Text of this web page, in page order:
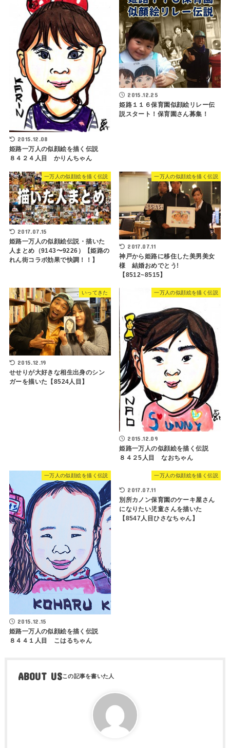
2015.12.08
姫路一万人の似顔絵を描く伝説
８４２４人目 かりんちゃん
2015.12.25
姫路１１６保育園似顔絵リレー伝
説スタート！保育園さん募集！
一万人の似顔絵を描く伝説
2017.07.15
姫路一万人の似顔絵伝説・描いた
人まとめ（9143〜9226）【姫路の
れん街コラボ効果で快調！！】
一万人の似顔絵を描く伝説
2017.07.11
神戸から姫路に移住した美男美女
様 結婚おめでとう!
【8512~8515】
いってきた
2015.12.19
せせりが大好きな相生出身のシン
ガーを描いた【8524人目】
一万人の似顔絵を描く伝説
2015.12.09
姫路一万人の似顔絵を描く伝説
８４２5人目 なおちゃん
一万人の似顔絵を描く伝説
2015.12.15
姫路一万人の似顔絵を描く伝説
８４４１人目 こはるちゃん
一万人の似顔絵を描く伝説
2017.07.11
別所カノン保育園のケーキ屋さん
になりたい児童さんを描いた
【8547人目ひさなちゃん】
ABOUT US